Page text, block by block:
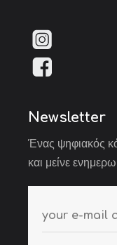
Newsletter
Ένας ψηφιακός
και μείνε